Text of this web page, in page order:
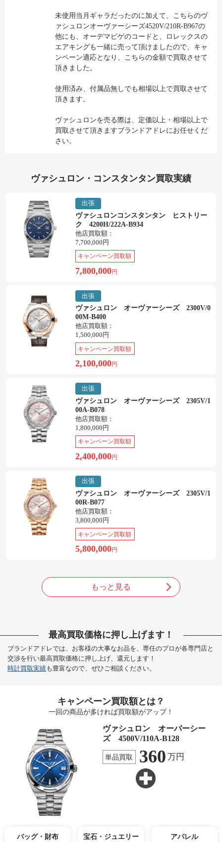
未使用当月ギャラだったのに加えて、こちらのヴ
ァシュロンオーヴァーシーズ4520V/210R-B967の
他にも、オーデマピゲのコードと、ロレックスの
エアキングも一緒に売って頂けましたので、キャ
ンペーン適応となり、こちらの金額で買取させて
頂きました。
使用済み、付属品無しでも相場以上で買取させて
頂きます。
ヴァシュロンを売る際は、定価以上・相場以上で
買取させて頂きますブランドアドレにお任せくだ
さい。
ヴァシュロン・コンスタンタン買取実績
出張
ヴァシュロンコンスタンタン ヒストリー
ク 4200H/222A-B934
他店買取額：
7,700,000円
キャンペーン買取額
7,800,000円
出張
ヴァシュロン オーヴァーシーズ 2300V/0
00M-B400
他店買取額：
1,500,000円
キャンペーン買取額
2,100,000円
出張
ヴァシュロン オーヴァーシーズ 2305V/1
00A-B078
他店買取額：
1,800,000円
キャンペーン買取額
2,400,000円
出張
ヴァシュロン オーヴァーシーズ 2305V/1
00R-B077
他店買取額：
3,800,000円
キャンペーン買取額
5,800,000円
もっと見る
最高買取価格に押し上げます！
ブランドアドレでは、お客様の大事なお品を、専任のプロが各専門店と
交渉を行い最高買取価格に押し上げ、還元します！
時計買取実績も豊富なので、ぜひご相談ください。
キャンペーン買取額とは？
一回の商品が多ければ買取額がアップ！
ヴァシュロン オーバーシー
ズ 4500V/110A-B128
単品買取 360 万円
バッグ・財布 宝石・ジュエリー アパレル